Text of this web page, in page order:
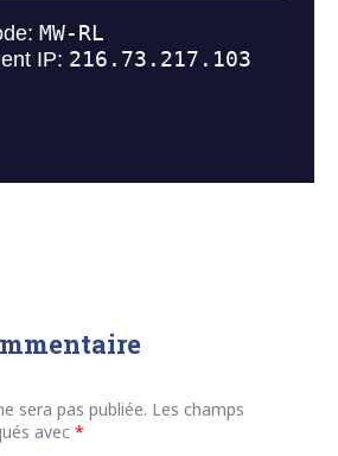
sera pas publiée. Les champs
avec *